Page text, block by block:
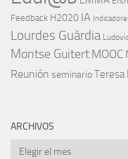
Feedback H2020 IA
Lourdes Guàrdia
Montse Guitert MOOC
Reunión seminarioTeresa
ARCHIVOS
Archivos